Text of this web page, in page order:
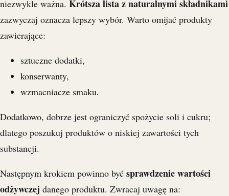
niezwykle ważna. Krótsza lista z naturalnymi składnikami
zazwyczaj oznacza lepszy wybór. Warto omijać produkty
zawierające:
sztuczne dodatki,
konserwanty,
wzmacniacze smaku.
Dodatkowo, dobrze jest ograniczyć spożycie soli i cukru;
dlatego poszukuj produktów o niskiej zawartości tych
substancji.
Następnym krokiem powinno być sprawdzenie wartości
odżywczej danego produktu. Zwracaj uwagę na: